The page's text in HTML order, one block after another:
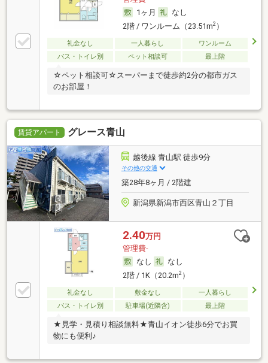
1ヶ月
なし
2階 / ワンルーム（23.51m2）
礼金なし 一人暮らし
ワンルーム
バス・トイレ別
ペット相談可 最上階
☆ペット相談可☆スーパーまで徒歩約2分の都市ガス
のお部屋！
賃貸アパート グレース青山
越後線 青山駅 徒歩9分
その他の交通
築28年8ヶ月 / 2階建
新潟県新潟市西区青山２丁目
2.40万円
管理費-
なし
なし
2階 / 1K（20.2m2）
礼金なし 敷金なし
一人暮らし
バス・トイレ別
駐車場(近隣含) 最上階
★見学・見積り相談無料★青山イオン徒歩6分でお買
物にも便利♪